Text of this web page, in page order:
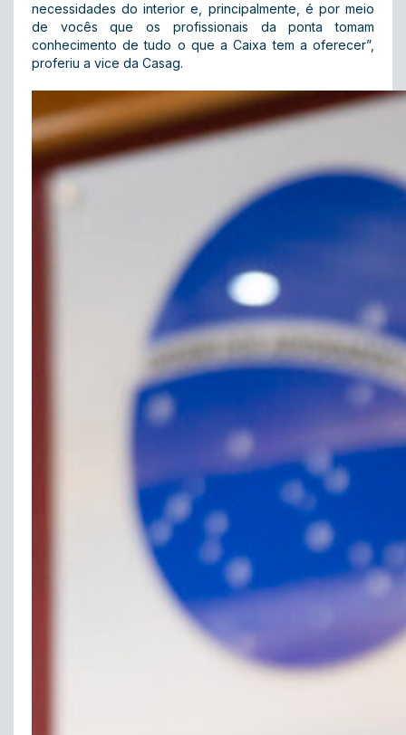
necessidades do interior e, principalmente, é por meio
de vocês que os profissionais da ponta tomam
conhecimento de tudo o que a Caixa tem a oferecer”,
proferiu a vice da Casag.